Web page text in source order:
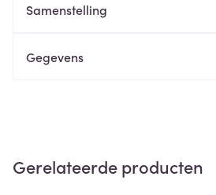
Samenstelling
Gegevens
Gerelateerde producten